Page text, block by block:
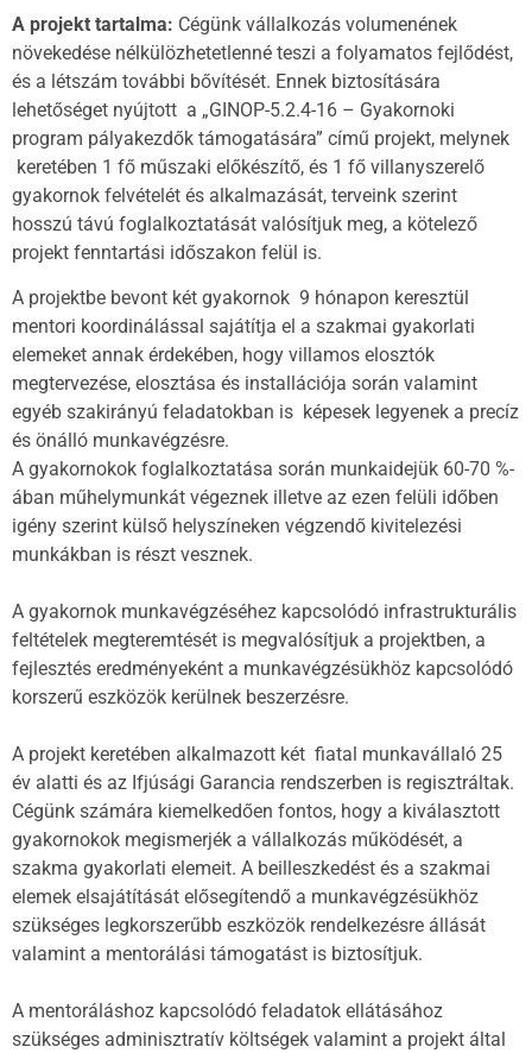
A projekt tartalma: Cégünk vállalkozás volumenének
növekedése nélkülözhetetlenné teszi a folyamatos fejlődést,
és a létszám további bővítését. Ennek biztosítására
lehetőséget nyújtott a „GINOP-5.2.4-16 – Gyakornoki
program pályakezdők támogatására” című projekt, melynek
keretében 1 fő műszaki előkészítő, és 1 fő villanyszerelő
gyakornok felvételét és alkalmazását, terveink szerint
hosszú távú foglalkoztatását valósítjuk meg, a kötelező
projekt fenntartási időszakon felül is.
A projektbe bevont két gyakornok 9 hónapon keresztül
mentori koordinálással sajátítja el a szakmai gyakorlati
elemeket annak érdekében, hogy villamos elosztók
megtervezése, elosztása és installációja során valamint
egyéb szakirányú feladatokban is képesek legyenek a precíz
és önálló munkavégzésre.
A gyakornokok foglalkoztatása során munkaidejük 60-70 %-
ában műhelymunkát végeznek illetve az ezen felüli időben
igény szerint külső helyszíneken végzendő kivitelezési
munkákban is részt vesznek.
A gyakornok munkavégzéséhez kapcsolódó infrastrukturális
feltételek megteremtését is megvalósítjuk a projektben, a
fejlesztés eredményeként a munkavégzésükhöz kapcsolódó
korszerű eszközök kerülnek beszerzésre.
A projekt keretében alkalmazott két fiatal munkavállaló 25
év alatti és az Ifjúsági Garancia rendszerben is regisztráltak.
Cégünk számára kiemelkedően fontos, hogy a kiválasztott
gyakornokok megismerjék a vállalkozás működését, a
szakma gyakorlati elemeit. A beilleszkedést és a szakmai
elemek elsajátítását elősegítendő a munkavégzésükhöz
szükséges legkorszerűbb eszközök rendelkezésre állását
valamint a mentorálási támogatást is biztosítjuk.
A mentoráláshoz kapcsolódó feladatok ellátásához
szükséges adminisztratív költségek valamint a projekt által